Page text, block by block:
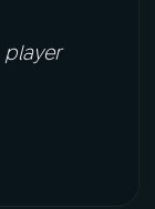
player